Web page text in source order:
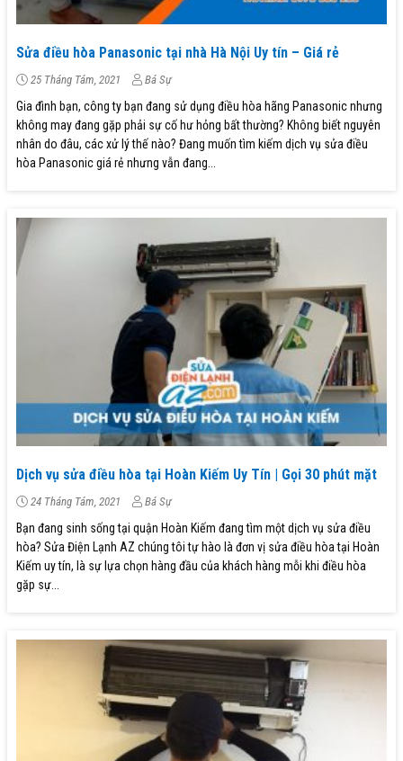
Sửa điều hòa Panasonic tại nhà Hà Nội Uy tín – Giá rẻ
25 Tháng Tám, 2021 Bá Sự
Gia đình bạn, công ty bạn đang sử dụng điều hòa hãng Panasonic nhưng
không may đang gặp phải sự cố hư hỏng bất thường? Không biết nguyên
nhân do đâu, các xử lý thế nào? Đang muốn tìm kiếm dịch vụ sửa điều
hòa Panasonic giá rẻ nhưng vẫn đang...
Dịch vụ sửa điều hòa tại Hoàn Kiếm Uy Tín | Gọi 30 phút mặt
24 Tháng Tám, 2021 Bá Sự
Bạn đang sinh sống tại quận Hoàn Kiếm đang tìm một dịch vụ sửa điều
hòa? Sửa Điện Lạnh AZ chúng tôi tự hào là đơn vị sửa điều hòa tại Hoàn
Kiếm uy tín, là sự lựa chọn hàng đầu của khách hàng mỗi khi điều hòa
gặp sự...